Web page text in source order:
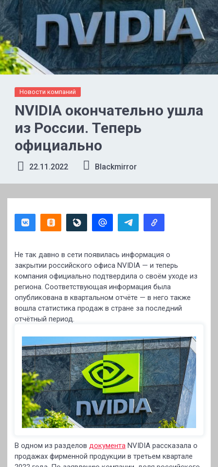
Новости компаний
NVIDIA окончательно ушла
из России. Теперь
официально
22.11.2022 Blackmirror
Не так давно в сети появилась информация о
закрытии российского офиса NVIDIA — и теперь
компания официально подтвердила о своём уходе из
региона. Соответствующая информация была
опубликована в квартальном отчёте — в него также
вошла статистика продаж в стране за последний
отчётный период.
В одном из разделов документа NVIDIA рассказала о
продажах фирменной продукции в третьем квартале